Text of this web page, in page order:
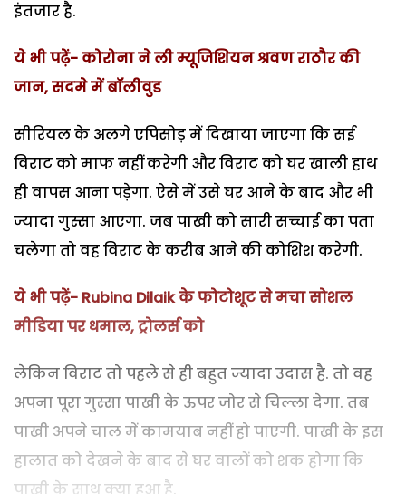
इंतजार है.
ये भी पढ़ें- कोरोना ने ली म्यूजिशियन श्रवण राठौर की
जान, सदमे में बॉलीवुड
सीरियल के अलगे एपिसोड़ में दिखाया जाएगा कि सई
विराट को माफ नहीं करेगी और विराट को घर खाली हाथ
ही वापस आना पड़ेगा. ऐसे में उसे घर आने के बाद और भी
ज्यादा गुस्सा आएगा. जब पाखी को सारी सच्चाई का पता
चलेगा तो वह विराट के करीब आने की कोशिश करेगी.
ये भी पढ़ें- Rubina Dilaik के फोटोशूट से मचा सोशल
मीडिया पर धमाल, ट्रोलर्स को
लेकिन विराट तो पहले से ही बहुत ज्यादा उदास है. तो वह
अपना पूरा गुस्सा पाखी के ऊपर जोर से चिल्ला देगा. तब
पाखी अपने चाल में कामयाब नहीं हो पाएगी. पाखी के इस
हालात को देखने के बाद से घर वालों को शक होगा कि